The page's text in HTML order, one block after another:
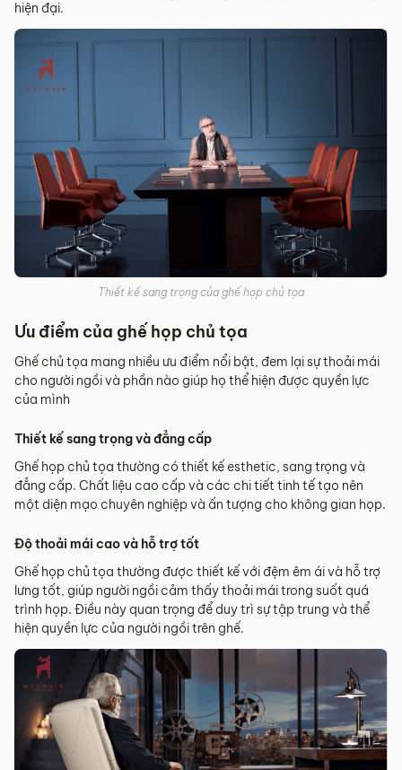
hiện đại.
Thiết kế sang trọng của ghế họp chủ tọa
Ưu điểm của ghế họp chủ tọa
Ghế chủ tọa mang nhiều ưu điểm nổi bật, đem lại sự thoải mái
cho người ngồi và phần nào giúp họ thể hiện được quyền lực
của mình
Thiết kế sang trọng và đẳng cấp
Ghế họp chủ tọa thường có thiết kế esthetic, sang trọng và
đẳng cấp. Chất liệu cao cấp và các chi tiết tinh tế tạo nên
một diện mạo chuyên nghiệp và ấn tượng cho không gian họp.
Độ thoải mái cao và hỗ trợ tốt
Ghế họp chủ tọa thường được thiết kế với đệm êm ái và hỗ trợ
lưng tốt, giúp người ngồi cảm thấy thoải mái trong suốt quá
trình họp. Điều này quan trọng để duy trì sự tập trung và thể
hiện quyền lực của người ngồi trên ghế.